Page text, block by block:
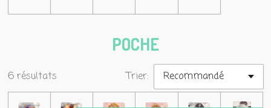
POCHE
6 résultats Trier: